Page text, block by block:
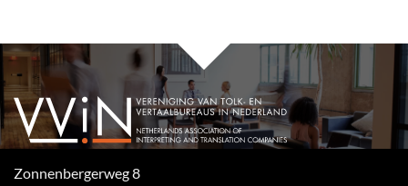
Zonnenbergerweg 8